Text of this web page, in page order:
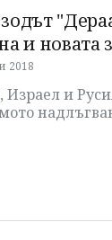
и новата
2018
и